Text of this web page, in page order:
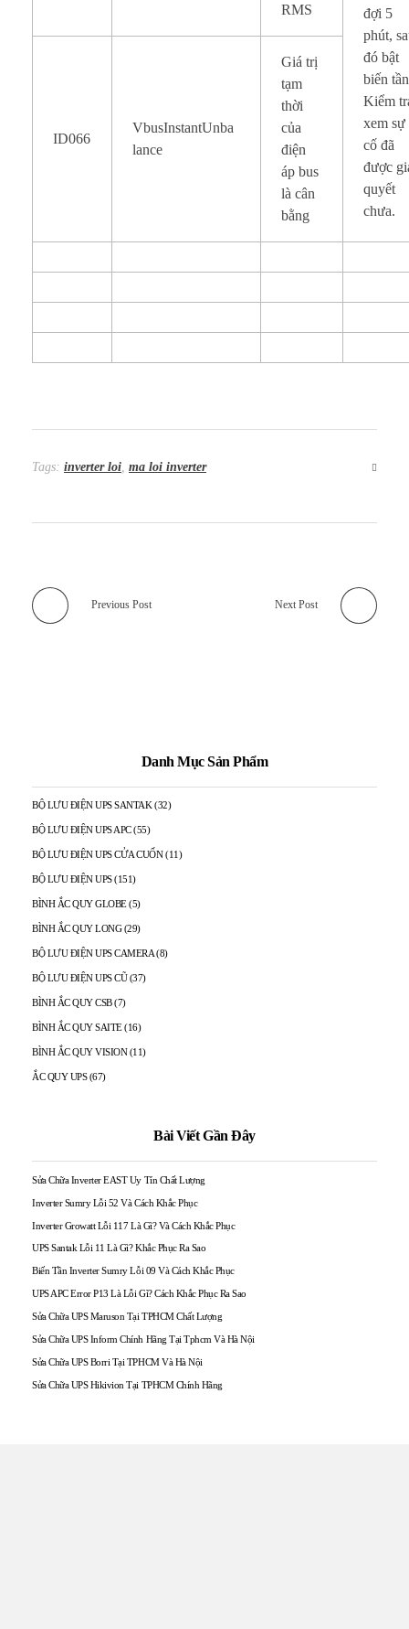
RMS
đợi 5
phút,
đó bật
biến
Kiểm
xem sự
cố đã
được
quyết
chưa.
ID066
VbusInstantUnba
lance
Giá trị
tạm
thời
của
điện
áp bus
là cân
bằng
Tags: inverter loi ma loi inverter
Previous Post Next Post
Danh Mục Sản Phẩm
BỘ LƯU ĐIỆN UPS SANTAK (32)
BỘ LƯU ĐIỆN UPS APC (55)
BỘ LƯU ĐIỆN UPS CỬA CUỐN (11)
BỘ LƯU ĐIỆN UPS (151)
BÌNH ẮC QUY GLOBE (5)
BÌNH ẮC QUY LONG (29)
BỘ LƯU ĐIỆN UPS CAMERA (8)
BỘ LƯU ĐIỆN UPS CŨ (37)
BÌNH ẮC QUY CSB (7)
BÌNH ẮC QUY SAITE (16)
BÌNH ẮC QUY VISION (11)
ẮC QUY UPS (67)
Bài Viết Gần Đây
Sửa Chữa Inverter EAST Uy Tín Chất Lượng
Inverter Sumry Lỗi 52 Và Cách Khắc Phục
Inverter Growatt Lỗi 117 Là Gì? Và Cách Khắc Phục
UPS Santak Lỗi 11 Là Gì? Khắc Phục Ra Sao
Biến Tần Inverter Sumry Lỗi 09 Và Cách Khắc Phục
UPS APC Error P13 Là Lỗi Gì? Cách Khắc Phục Ra Sao
Sửa Chữa UPS Maruson Tại TPHCM Chất Lượng
Sửa Chữa UPS Inform Chính Hãng Tại Tphcm Và Hà Nội
Sửa Chữa UPS Borri Tại TPHCM Và Hà Nội
Sửa Chữa UPS Hikivion Tại TPHCM Chính Hãng